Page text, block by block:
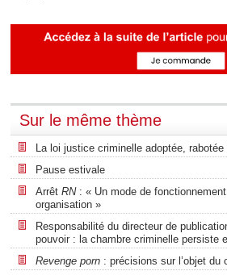
Sur le même thème
La loi justice criminelle adoptée,
Pause estivale
Arrêt RN: « Un mode de fonctionnement
organisation »
Responsabilité du directeur de
pouvoir : la chambre criminelle persiste
Revenge porn : précisions sur l’objet du